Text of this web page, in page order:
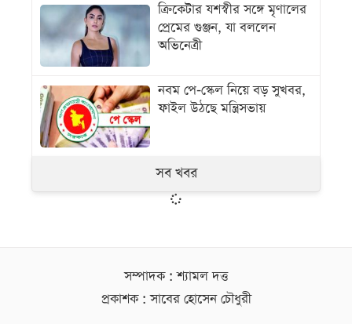
ক্রিকেটার যশস্বীর সঙ্গে মৃণালের
প্রেমের গুঞ্জন, যা বললেন
অভিনেত্রী
নবম পে-স্কেল নিয়ে বড় সুখবর,
ফাইল উঠছে মন্ত্রিসভায়
সব খবর
সম্পাদক : শ্যামল দত্ত
প্রকাশক : সাবের হোসেন চৌধুরী